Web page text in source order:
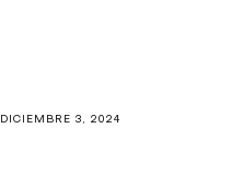
DICIEMBRE 3, 2024